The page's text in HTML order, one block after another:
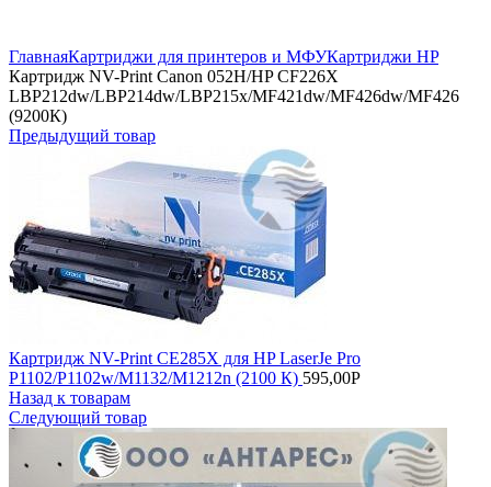
ГлавнаяКартриджи для принтеров и МФУКартриджи HP
Картридж NV-Print Canon 052H/HP CF226X
LBP212dw/LBP214dw/LBP215x/MF421dw/MF426dw/MF426
(9200К)
Предыдущий товар
Картридж NV-Print CE285X для HP LaserJe Pro
P1102/P1102w/M1132/M1212n (2100 К) 595,00Р
Назад к товарам
Следующий товар